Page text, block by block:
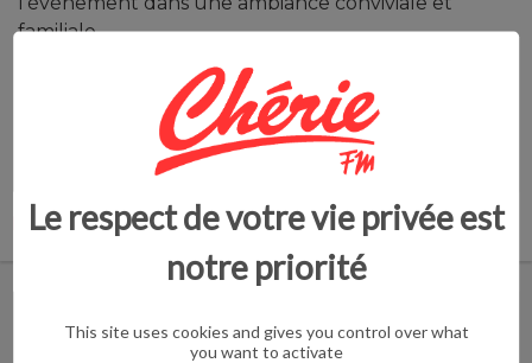
familiale.
Du 18 au 20 septembre 2026
Palais des Grottes de Cambrai
Partager :
Le respect de votre vie privée est
notre priorité
This site uses cookies and gives you control over what
you want to activate